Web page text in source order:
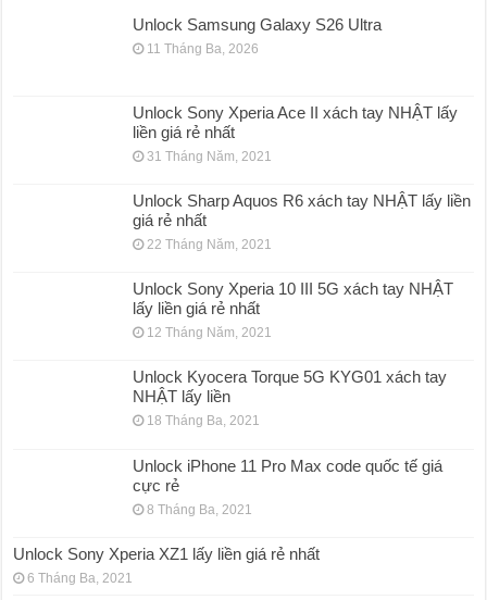
Unlock Samsung Galaxy S26 Ultra
11 Tháng Ba, 2026
Unlock Sony Xperia Ace II xách tay NHẬT lấy
liền giá rẻ nhất
31 Tháng Năm, 2021
Unlock Sharp Aquos R6 xách tay NHẬT lấy liền
giá rẻ nhất
22 Tháng Năm, 2021
Unlock Sony Xperia 10 III 5G xách tay NHẬT
lấy liền giá rẻ nhất
12 Tháng Năm, 2021
Unlock Kyocera Torque 5G KYG01 xách tay
NHẬT lấy liền
18 Tháng Ba, 2021
Unlock iPhone 11 Pro Max code quốc tế giá
cực rẻ
8 Tháng Ba, 2021
Unlock Sony Xperia XZ1 lấy liền giá rẻ nhất
6 Tháng Ba, 2021